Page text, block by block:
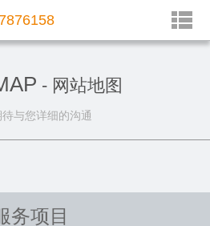
- 网站地图
与您详细的沟通
务项目